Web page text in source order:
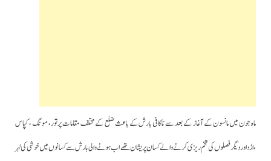
ماہ جون میں مانسون کے آغاز کے بعد سے ناکافی بارش کے باعث ضلع کے مختلف مقامات پر تور، مونگ ، کپاس
،اڑداور دیگر فصلوں کی تخم ریزی کرنے والے کسان پریشان تھے اب ہونے والی بارش سے کسانوں میں خوشی کی لہر